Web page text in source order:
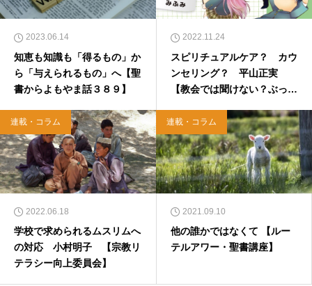
2023.06.14
知恵も知識も「得るもの」か
ら「与えられるもの」へ【聖
書からよもやま話３８９】
2022.11.24
スピリチュアルケア？ カウ
ンセリング？ 平山正実
【教会では聞けない？ぶっち
連載・コラム
2022.06.18
学校で求められるムスリムへ
の対応 小村明子 【宗教リ
テラシー向上委員会】
連載・コラム
2021.09.10
他の誰かではなくて 【ルー
テルアワー・聖書講座】